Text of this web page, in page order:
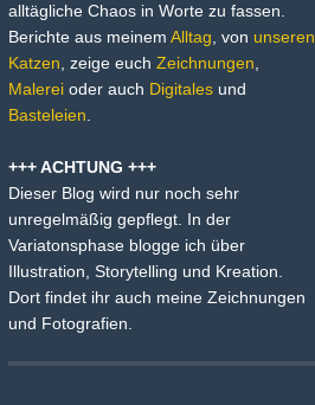
alltägliche Chaos in Worte zu fassen.
Berichte aus meinem Alltag , von unseren
Katzen , zeige euch Zeichnungen
Malerei oder auch Digitales und
Basteleien
+++ ACHTUNG +++
Dieser Blog wird nur noch sehr
unregelmäßig gepflegt. In der
Variatonsphase blogge ich über
Illustration, Storytelling und Kreation.
Dort findet ihr auch meine Zeichnungen
und Fotografien.